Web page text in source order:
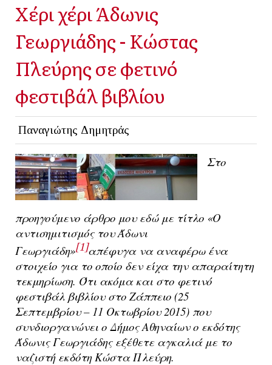
Χέρι χέρι Άδωνις
Γεωργιάδης - Κώστας
Πλεύρης σε φετινό
φεστιβάλ βιβλίου
Παναγιώτης Δημητράς
Στο
προηγούμενο άρθρο μου εδώ με τίτλο «Ο
αντισημιτισμός του Άδωνι
Γεωργιάδη»[1]απέφυγα να αναφέρω ένα
στοιχείο για το οποίο δεν είχα την απαραίτητη
τεκμηρίωση. Ότι ακόμα και στο φετινό
φεστιβάλ βιβλίου στο Ζάππειο (25
Σεπτεμβρίου – 11 Οκτωβρίου 2015) που
συνδιοργανώνει ο Δήμος Αθηναίωνο εκδότης
Άδωνις Γεωργιάδηςεξέθετε αγκαλιά με το
ναζιστή εκδότη Κώστα Πλεύρη.